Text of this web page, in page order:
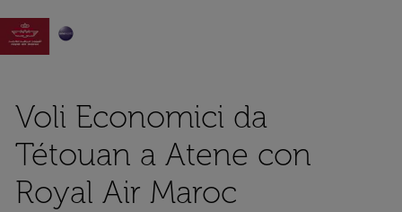

Voli Economici da
Tétouan a Atene con
Royal Air Maroc